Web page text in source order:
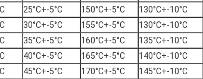
25°C+-5°C 150°C+-5°C 130°C+-10°C
30°C+-5°C 155°C+-5°C 130°C+-10°C
35°C+-5°C 160°C+-5°C 135°C+-10°C
40°C+-5°C 165°C+-5°C 140°C+-10°C
45°C+-5°C 170°C+-5°C 145°C+-10°C